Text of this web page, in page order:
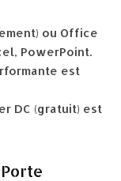
ou Office
PowerPoint.
est
DC (gratuit) est